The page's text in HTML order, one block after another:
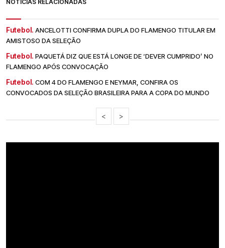
NOTÍCIAS RELACIONADAS
Futebol. ANCELOTTI CONFIRMA DUPLA DO FLAMENGO TITULAR EM
AMISTOSO DA SELEÇÃO
Futebol. PAQUETÁ DIZ QUE ESTÁ LONGE DE ‘DEVER CUMPRIDO’ NO
FLAMENGO APÓS CONVOCAÇÃO
Futebol. COM 4 DO FLAMENGO E NEYMAR, CONFIRA OS
CONVOCADOS DA SELEÇÃO BRASILEIRA PARA A COPA DO MUNDO
< >